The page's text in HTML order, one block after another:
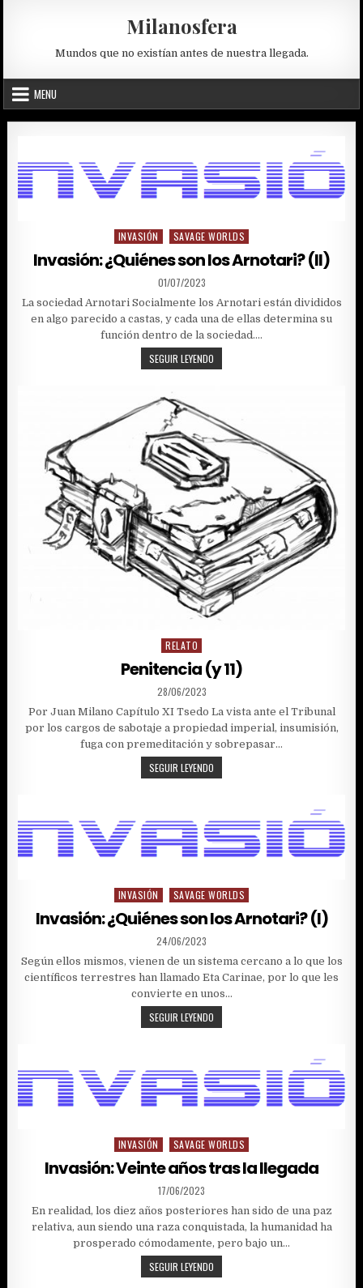
Milanosfera
Mundos que no existían antes de nuestra llegada.
MENU
Posted
in
INVASIÓN SAVAGE WORLDS
Invasión: ¿Quiénes son los Arnotari? (II)
PUBLISHED
DATE:
01/07/2023
La sociedad Arnotari Socialmente los Arnotari están divididos
en algo parecido a castas, y cada una de ellas determina su
función dentro de la sociedad….
SEGUIR LEYENDO
¿QUIÉNES
(II)
Posted
RELATO
Penitencia (y 11)
PUBLISHED
DATE:
28/06/2023
Por Juan Milano Capítulo XI Tsedo La vista ante el Tribunal
por los cargos de sabotaje a propiedad imperial, insumisión,
fuga con premeditación y sobrepasar…
SEGUIR LEYENDO
(Y
Posted
in
INVASIÓN SAVAGE WORLDS
Invasión: ¿Quiénes son los Arnotari? (I)
PUBLISHED
DATE:
24/06/2023
Según ellos mismos, vienen de un sistema cercano a lo que los
científicos terrestres han llamado Eta Carinae, por lo que les
convierte en unos…
SEGUIR LEYENDO
¿QUIÉNES
ARNOTARI?
(I)
Posted
in
INVASIÓN SAVAGE WORLDS
Invasión: Veinte años tras la llegada
PUBLISHED
DATE:
17/06/2023
En realidad, los diez años posteriores han sido de una paz
relativa, aun siendo una raza conquistada, la humanidad ha
prosperado cómodamente, pero bajo un…
SEGUIR LEYENDO
VEINTE